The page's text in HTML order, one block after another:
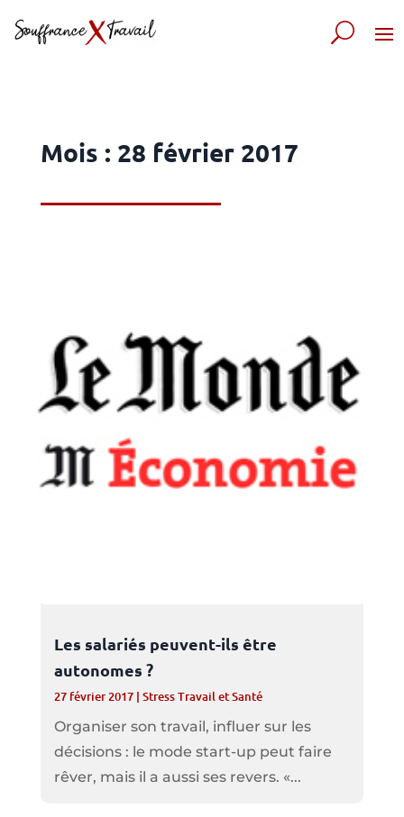
Mois : 28 février 2017
Les salariés peuvent-ils être
autonomes ?
27 février 2017| Stress Travail et Santé
Organiser son travail, influer sur les
décisions : le mode start-up peut faire
rêver, mais il a aussi ses revers. «...